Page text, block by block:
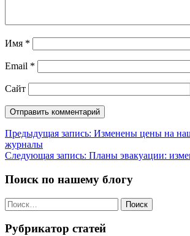
Имя *
Email *
Сайт
Навигация
по
Предыдущая запись: Изменены цены на
журналы
Следующая запись: Планы эвакуации:
Поиск по нашему блогу
Найти:
Рубрикатор статей